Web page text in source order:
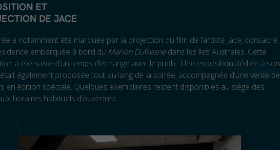
ET
DE JACE
a notamment été marquée par la projection du film de l’artiste Jace, consacré
embarquée à bord du Marion Dufresne dans les îles Australes. Cette
a été suivie d’un temps d’échange avec le public. Une exposition dédiée à son
également proposée tout au long de la soirée, accompagnée d’une vente de
en édition spéciale. Quelques exemplaires restent disponibles au siège des
horaires habituels d’ouverture.